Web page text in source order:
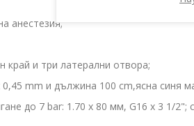
анестезия;
край и три латерални отвора;
mm и дължина 100 cm,ясна синя
до 7 bar: 1.70 х 80 мм, G16 x 3 1/2";